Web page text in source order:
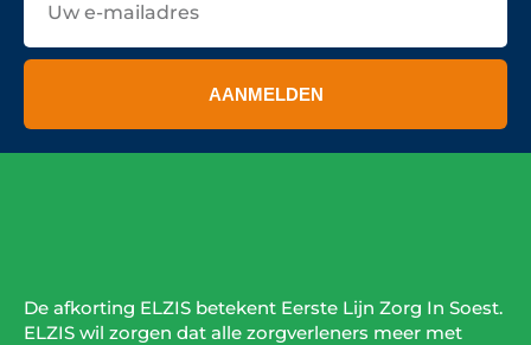
mailadres
AANMELDEN
De afkorting ELZIS betekent Eerste Lijn Zorg In Soest.
ELZIS wil zorgen dat alle zorgverleners meer met